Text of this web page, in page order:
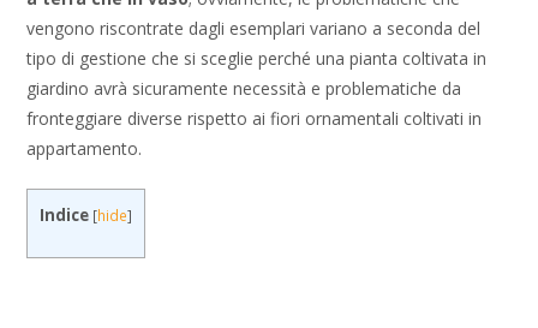
vengono riscontrate dagli esemplari variano a seconda del
tipo di gestione che si sceglie perché una pianta coltivata in
giardino avrà sicuramente necessità e problematiche da
fronteggiare diverse rispetto ai fiori ornamentali coltivati in
appartamento.
Indice [hide]